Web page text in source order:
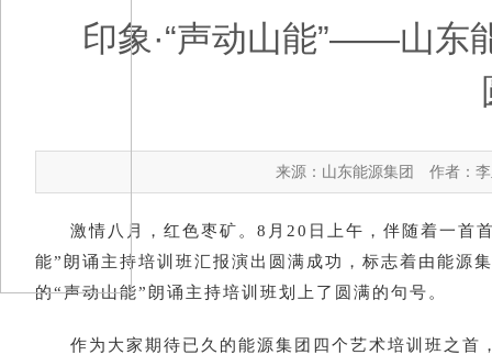
印象·“声动山能”——山东
来源：山东能源集团 作者：
激情八月，红色枣矿。8月20日上午，伴随着一首
能”朗诵主持培训班汇报演出圆满成功，标志着由能源
的“声动山能”朗诵主持培训班划上了圆满的句号。
作为大家期待已久的能源集团四个艺术培训班之